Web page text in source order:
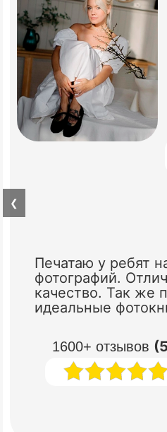
1600+ отзывов
Печатаю у ребят
фотографий.
качество. Так же
идеальные
❮